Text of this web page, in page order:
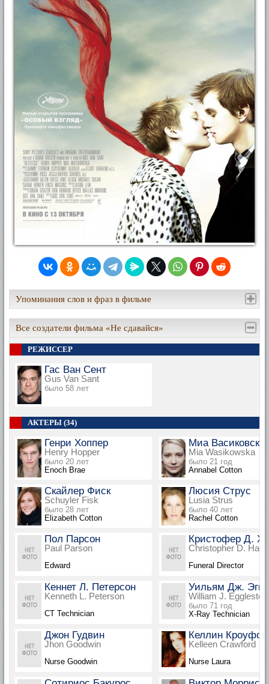
Упоминания слов и фраз в фильме
Все создатели фильма «Не сдавайся»
РЕЖИССЕР
Гас Ван Сент
Gus Van Sant
было 58 лет
АКТЕРЫ (34)
Генри Хоппер
Henry Hopper
было 20 лет
Enoch Brae
Миа Васиковска
Mia Wasikowska
было 21 год
Annabel Cotton
Скайлер Фиск
Schuyler Fisk
было 28 лет
Elizabeth Cotton
Люсия Струс
Lusia Strus
было 40 лет
Rachel Cotton
Пол Парсон
Paul Parson
Edward
Кристофер Д.
Christopher D.
Funeral Director
Кеннет Л. Петерсон
Kenneth L. Peterson
CT Technician
Уильям Дж.
William J. Eggleston
было 71 год
X-Ray Technician
Джон Гудвин
Jhon Goodwin
Nurse Goodwin
Келлин
Kelleen Crawford
Nurse Laura